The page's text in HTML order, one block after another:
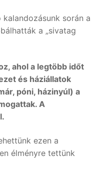
során a
a „sivatag
ahol a legtöbb időt
és háziállatok
póni, házinyúl) a
A
ezen a
élményre tettünk